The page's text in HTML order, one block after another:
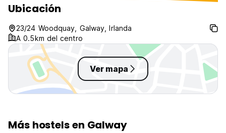
open more, for ventilation of the
heat and humidity as well because
is four people in a room
Ubicación
23/24 Woodquay, Galway, Irlanda
A 0.5km del centro
Ver mapa
Más hostels en Galway